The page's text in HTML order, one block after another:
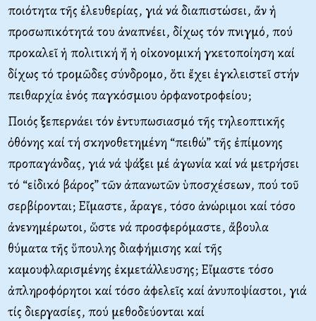
ποιότητα τῆς ἐλευθερίας, γιά νά διαπιστώσει, ἄν ἡ
προσωπικότητά του ἀναπνέει, δίχως τόν πνιγμό, πού
προκαλεῖ ἡ πολιτική ἤ ἡ οἰκονομική γκετοποίηση καί
δίχως τό τρομῶδες σύνδρομο, ὅτι ἔχει ἐγκλειστεῖ στήν
πειθαρχία ἑνός παγκόσμιου ὀρφανοτροφείου;
Ποιός ξεπερνάει τόν ἐντυπωσιασμό τῆς τηλεοπτικῆς
ὀθόνης καί τή σκηνοθετημένη “πειθώ” τῆς ἐπίμονης
προπαγάνδας, γιά νά ψάξει μέ ἀγωνία καί νά μετρήσει
τό “εἰδικό βάρος” τῶν ἀπανωτῶν ὑποσχέσεων, πού τοῦ
σερβίρονται; Εἴμαστε, ἆραγε, τόσο ἀνώριμοι καί τόσο
ἀνενημέρωτοι, ὥστε νά προσφερόμαστε, ἄβουλα
θύματα τῆς ὕπουλης διαφήμισης καί τῆς
καμουφλαρισμένης ἐκμετάλλευσης; Εἴμαστε τόσο
ἀπληροφόρητοι καί τόσο ἀφελεῖς καί ἀνυποψίαστοι, γιά
τίς διεργασίες, πού μεθοδεύονται καί